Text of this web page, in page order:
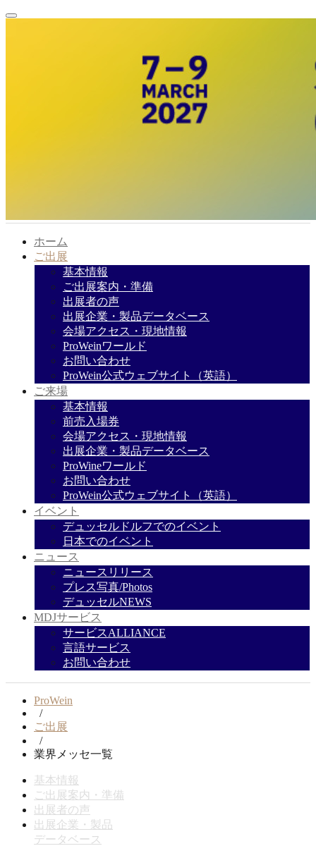
ホーム
ご出展
基本情報
ご出展案内・準備
出展者の声
出展企業・製品データベース
会場アクセス・現地情報
ProWeinワールド
お問い合わせ
ProWein公式ウェブサイト（英語）
ご来場
基本情報
前売入場券
会場アクセス・現地情報
出展企業・製品データベース
ProWineワールド
お問い合わせ
ProWein公式ウェブサイト（英語）
イベント
デュッセルドルフでのイベント
日本でのイベント
ニュース
ニュースリリース
プレス写真/Photos
デュッセルNEWS
MDJサービス
サービスALLIANCE
言語サービス
お問い合わせ
ProWein
/
ご出展
/
業界メッセ一覧
基本情報
ご出展案内・準備
出展者の声
出展企業・製品
データベース